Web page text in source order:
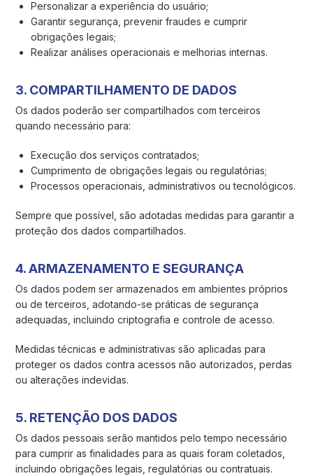
Personalizar a experiência do usuário;
Garantir segurança, prevenir fraudes e cumprir
obrigações legais;
Realizar análises operacionais e melhorias internas.
3. COMPARTILHAMENTO DE DADOS
Os dados poderão ser compartilhados com terceiros
quando necessário para:
Execução dos serviços contratados;
Cumprimento de obrigações legais ou regulatórias;
Processos operacionais, administrativos ou tecnológicos.
Sempre que possível, são adotadas medidas para garantir a
proteção dos dados compartilhados.
4. ARMAZENAMENTO E SEGURANÇA
Os dados podem ser armazenados em ambientes próprios
ou de terceiros, adotando-se práticas de segurança
adequadas, incluindo criptografia e controle de acesso.
Medidas técnicas e administrativas são aplicadas para
proteger os dados contra acessos não autorizados, perdas
ou alterações indevidas.
5. RETENÇÃO DOS DADOS
Os dados pessoais serão mantidos pelo tempo necessário
para cumprir as finalidades para as quais foram coletados,
incluindo obrigações legais, regulatórias ou contratuais.